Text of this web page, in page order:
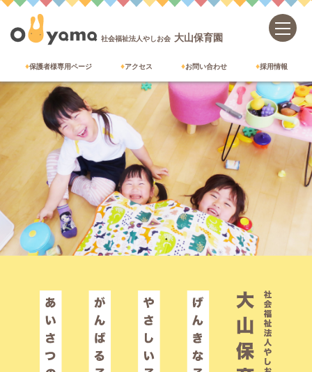
社会福祉法人やしお会 大山保育園
保護者様専用ページ アクセス お問い合わせ 採用情報